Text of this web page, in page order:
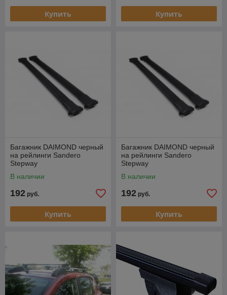
Купить Купить
Багажник DAIMOND черный
на рейлинги Sandero
Stepway
В наличии
192 руб.
Купить
Багажник DAIMOND черный
на рейлинги Sandero
Stepway
В наличии
192 руб.
Купить